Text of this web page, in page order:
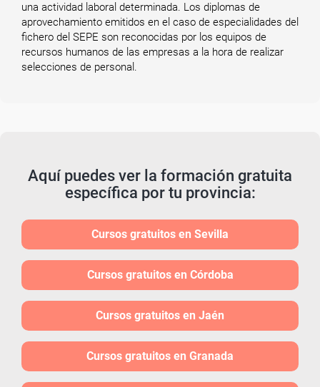
una actividad laboral determinada. Los diplomas de
aprovechamiento emitidos en el caso de especialidades del
fichero del SEPE son reconocidas por los equipos de
recursos humanos de las empresas a la hora de realizar
selecciones de personal.
Aquí puedes ver la formación gratuita
específica por tu provincia:
Cursos gratuitos en Sevilla
Cursos gratuitos en Córdoba
Cursos gratuitos en Jaén
Cursos gratuitos en Granada